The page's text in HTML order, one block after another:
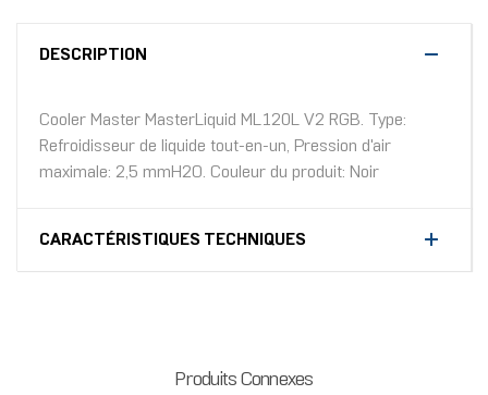
DESCRIPTION
Cooler Master MasterLiquid ML120L V2 RGB. Type:
Refroidisseur de liquide tout-en-un, Pression d'air
maximale: 2,5 mmH2O. Couleur du produit: Noir
CARACTÉRISTIQUES TECHNIQUES
Produits Connexes